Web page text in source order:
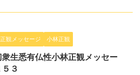
観メッセージ 小林正観
衆生悉有仏性小林正観メッセー
３